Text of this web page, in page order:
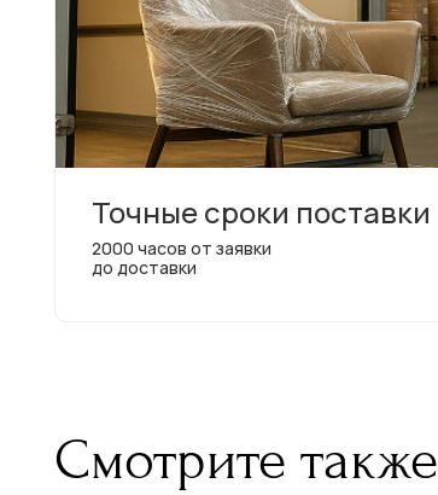
Точные сроки поставки
2000 часов от заявки
до доставки
Смотрите также